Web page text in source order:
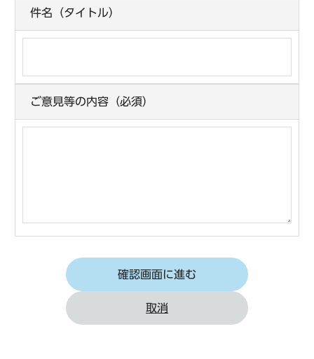
件名（タイトル）
ご意見等の内容（必須）
取消